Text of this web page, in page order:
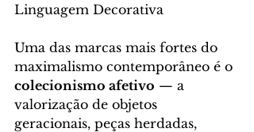
Linguagem Decorativa
Uma das marcas mais fortes do
maximalismo contemporâneo é o
colecionismo afetivo — a
valorização de objetos
geracionais, peças herdadas,